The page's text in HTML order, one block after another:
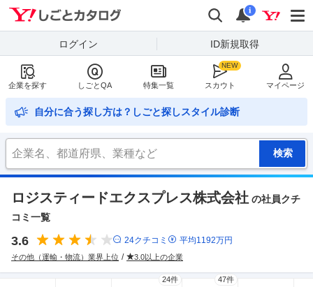
検索
通知
i
ログイン ID新規取得
企業を探す しごとQA 特集一覧 スカウト マイページ
自分に合う探し方は？しごと探しスタイル診断
ロジスティードエクスプレス株式会社 の社員クチ
コミ一覧
3.6 24クチコミ 平均1192万円
その他（運輸・物流）業界上位 3.0以上の企業
24件 47件